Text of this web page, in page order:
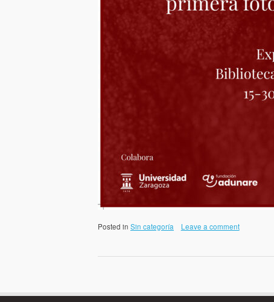
Posted in Sin categoría Leave a comment